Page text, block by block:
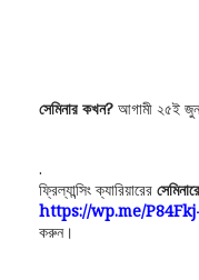
সেমিনার কখন? আগামী ২৫ই
.
ফ্রিল্যান্সিং ক্যারিয়ারের
https://wp.me/
করুন।